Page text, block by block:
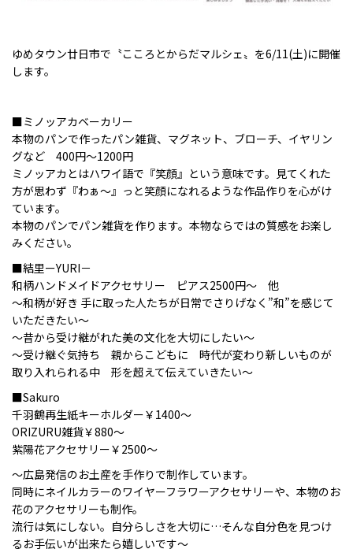
ゆめタウン廿日市で〝こころとからだマルシェ〟を6/11(土)に開催
します。
■ミノッアカベーカリー
本物のパンで作ったパン雑貨、マグネット、ブローチ、イヤリン
グなど 400円〜1200円
ミノッアカとはハワイ語で『笑顔』という意味です。見てくれた
方が思わず『わぁ〜』っと笑顔になれるような作品作りを心がけ
ています。
本物のパンでパン雑貨を作ります。本物ならではの質感をお楽し
みください。
■結里ーYURI－
和柄ハンドメイドアクセサリー ピアス2500円～ 他
～和柄が好き 手に取った人たちが日常でさりげなく”和”を感じて
いただきたい～
～昔から受け継がれた美の文化を大切にしたい～
～受け継ぐ気持ち 親からこどもに 時代が変わり新しいものが
取り入れられる中 形を超えて伝えていきたい～
■Sakuro
千羽鶴再生紙キーホルダー￥1400～
ORIZURU雑貨￥880～
紫陽花アクセサリー￥2500～
～広島発信のお土産を手作りで制作しています。
同時にネイルカラーのワイヤーフラワーアクセサリーや、本物のお
花のアクセサリーも制作。
流行は気にしない。自分らしさを大切に…そんな自分色を見つけ
るお手伝いが出来たら嬉しいです～